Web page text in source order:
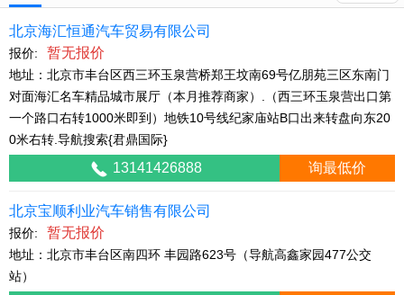
北京海汇恒通汽车贸易有限公司
报价: 暂无报价
地址：北京市丰台区西三环玉泉营桥郑王坟南69号亿朋苑三区东南门
对面海汇名车精品城市展厅（本月推荐商家）.（西三环玉泉营出口第
一个路口右转1000米即到）地铁10号线纪家庙站B口出来转盘向东20
0米右转.导航搜索{君鼎国际}
13141426888 询最低价
北京宝顺利业汽车销售有限公司
报价: 暂无报价
地址：北京市丰台区南四环 丰园路623号（导航高鑫家园477公交
站）